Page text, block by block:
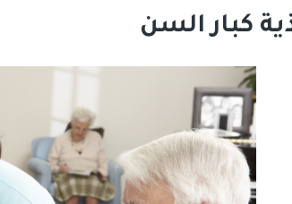
كبار السن